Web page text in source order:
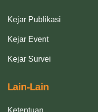
Kejar Publikasi
Kejar Event
Kejar Survei
Lain-Lain
Ketentuan